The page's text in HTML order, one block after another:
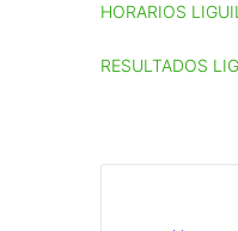
HORARIOS
RESULTADOS